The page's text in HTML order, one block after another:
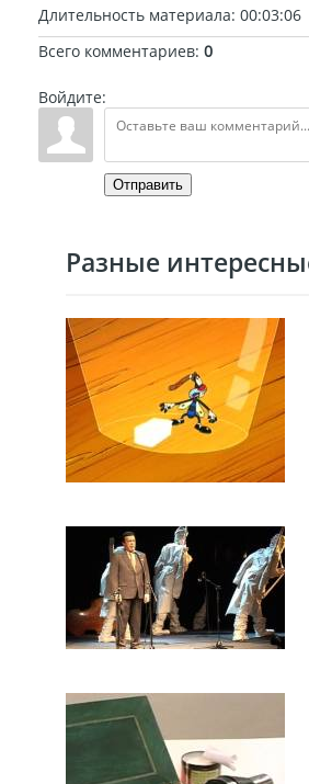
Длительность материала: 00:03:06
Всего комментариев: 0
Войдите:
Отправить
Разные